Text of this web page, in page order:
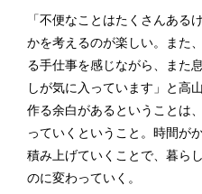
「不便なことはたくさんある
かを考えるのが楽しい。また
る手仕事を感じながら、また
しが気に入っています」と高山
作る余白があるということは
っていくということ。時間が
積み上げていくことで、暮ら
のに変わっていく。